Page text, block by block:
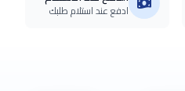
ادفع عند استلام طلبك